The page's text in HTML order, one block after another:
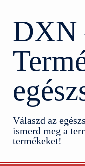
DXN
Válaszd az
ismerd meg a
termékeket!